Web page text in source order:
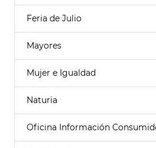
Feria de Julio
Mayores
Mujer e Igualdad
Naturia
Oficina Información